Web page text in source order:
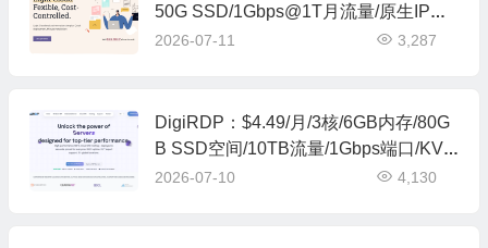
50G SSD/1Gbps@1T月流量/原生IP，
机房位于美国洛杉矶
2026-07-11 3,287
DigiRDP：$4.49/月/3核/6GB内存/80G
B SSD空间/10TB流量/1Gbps端口/KV
M/洛杉矶
2026-07-10 4,130